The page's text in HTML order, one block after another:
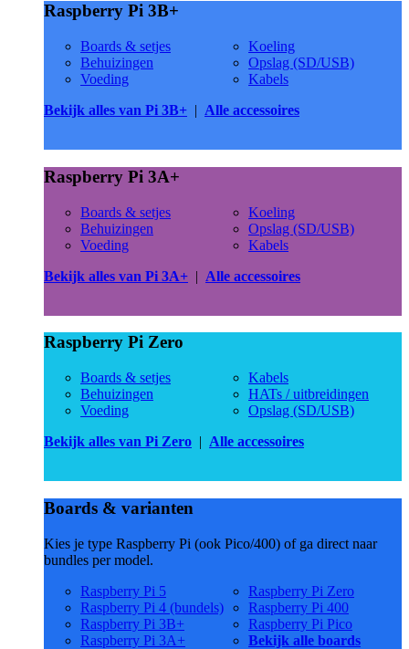
Raspberry Pi 3B+
Boards & setjes
Behuizingen
Voeding
Koeling
Opslag (SD/USB)
Kabels
Bekijk alles van Pi 3B+ | Alle accessoires
Raspberry Pi 3A+
Boards & setjes
Behuizingen
Voeding
Koeling
Opslag (SD/USB)
Kabels
Bekijk alles van Pi 3A+ | Alle accessoires
Raspberry Pi Zero
Boards & setjes
Behuizingen
Voeding
Kabels
HATs / uitbreidingen
Opslag (SD/USB)
Bekijk alles van Pi Zero | Alle accessoires
Boards & varianten
Kies je type Raspberry Pi (ook Pico/400) of ga direct naar
bundles per model.
Raspberry Pi 5
Raspberry Pi 4 (bundels)
Raspberry Pi 3B+
Raspberry Pi 3A+
Raspberry Pi Zero
Raspberry Pi 400
Raspberry Pi Pico
Bekijk alle boards